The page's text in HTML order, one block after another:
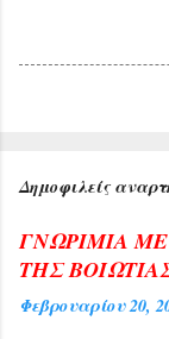
Δημοφιλείς
ΓΝΩΡΙΜΙΑ
ΤΗΣ
Φεβρουαρίου 20,